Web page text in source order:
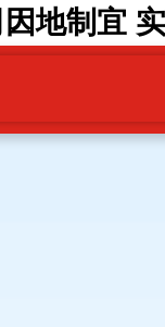
地制宜